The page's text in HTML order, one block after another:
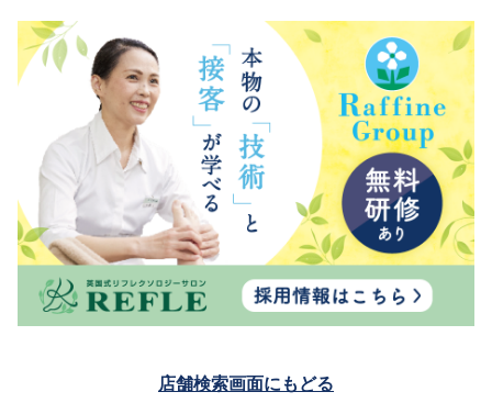
店舗検索画面にもどる